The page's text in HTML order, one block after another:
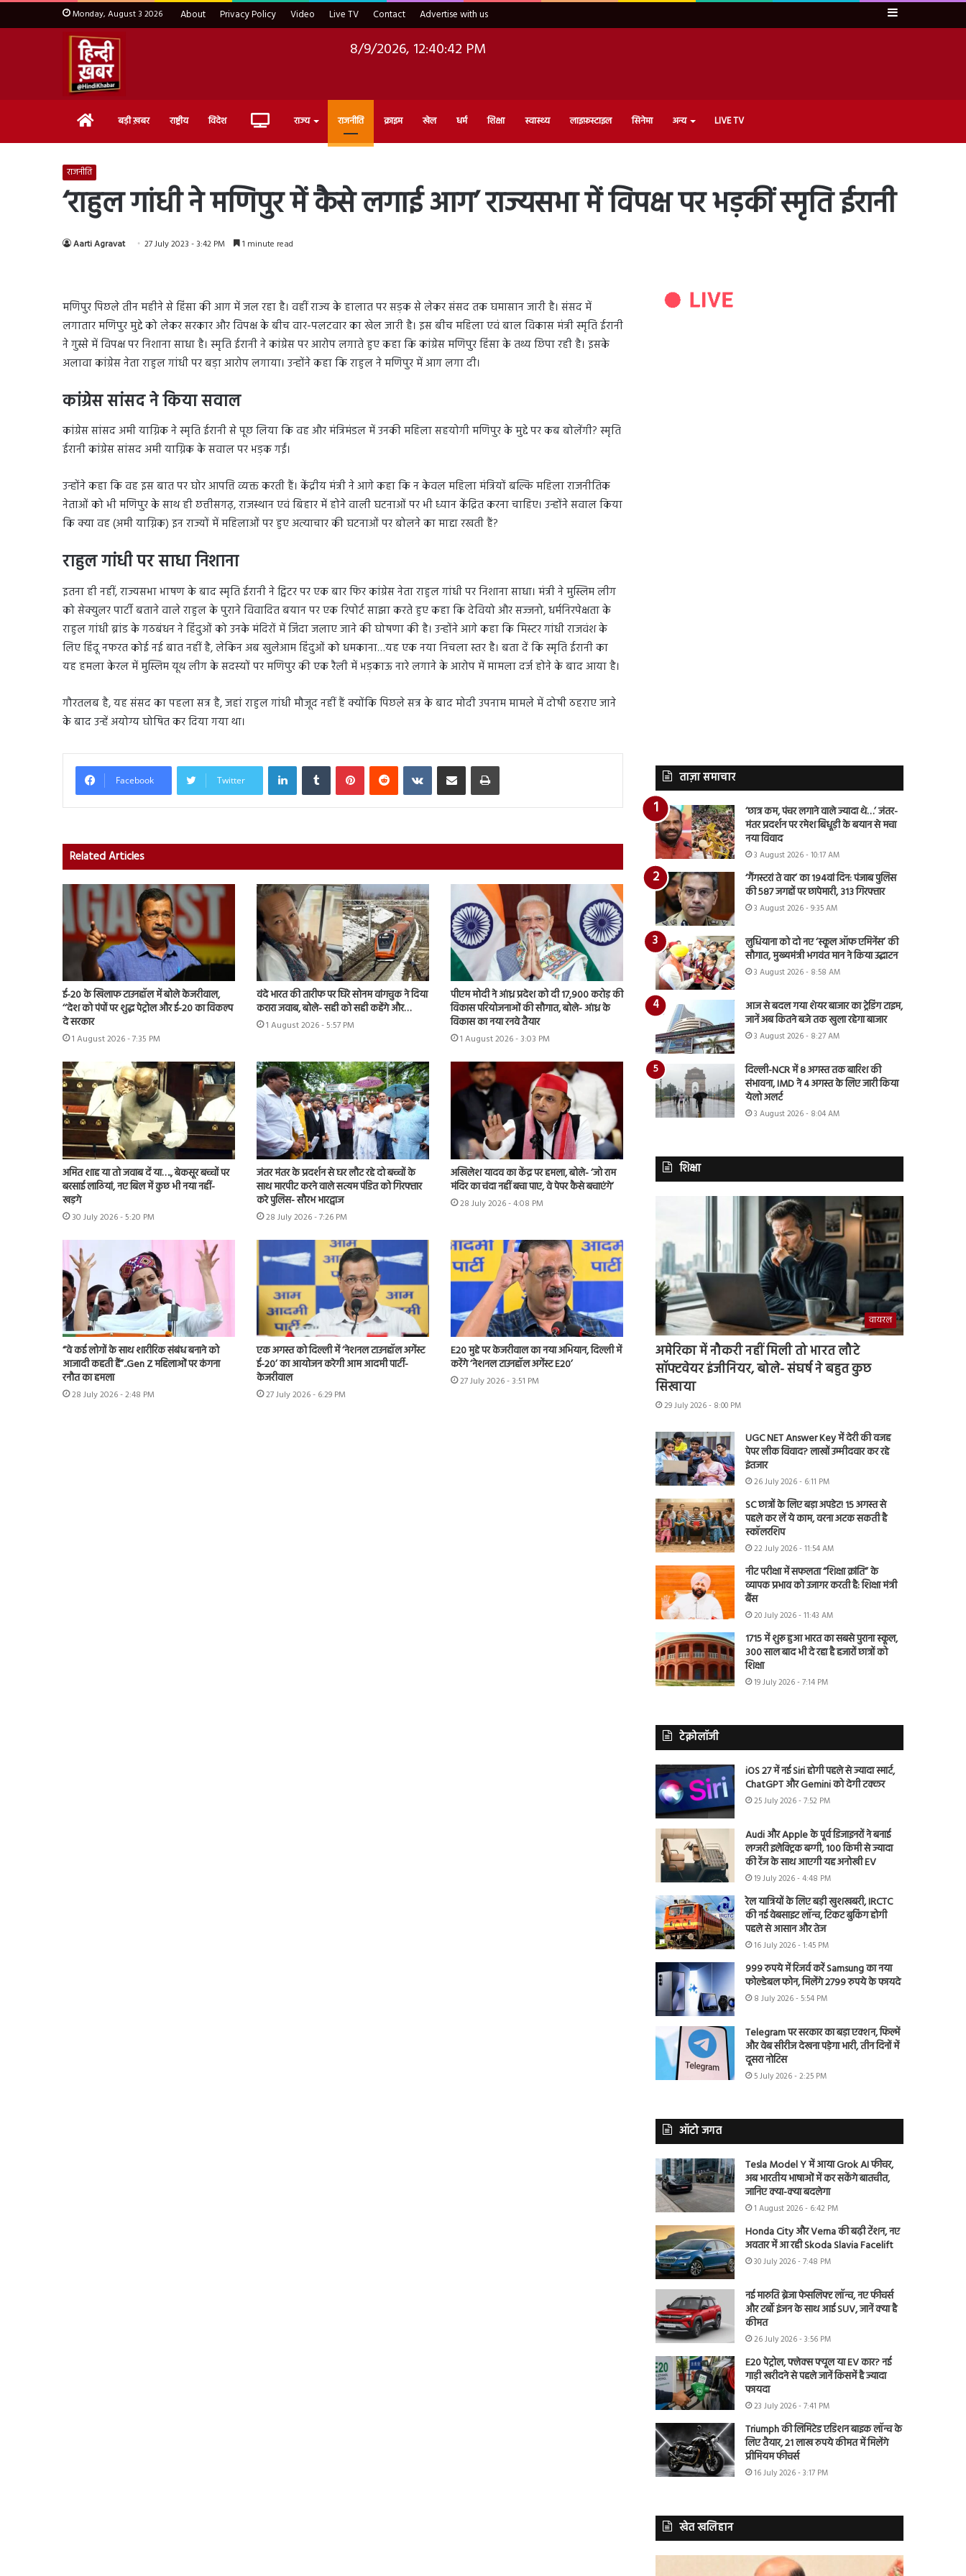
Monday, August 3 2026 About Privacy Policy Video Live TV Contact Advertise with us Sidebar
8/9/2026, 12:40:44 PM
Home बड़ी ख़बर राष्ट्रीय विदेश Live राज्य राजनीति क्राइम खेल धर्म शिक्षा स्वास्थ्य लाइफ़स्टाइल सिनेमा अन्य LIVE TV
राजनीति
‘राहुल गांधी ने मणिपुर में कैसे लगाई आग’ राज्यसभा में विपक्ष पर भड़कीं स्मृति ईरानी
Aarti Agravat 27 July 2023 - 3:42 PM 1 minute read
मणिपुर पिछले तीन महीने से हिंसा की आग में जल रहा है। वहीं राज्य के हालात पर सड़क से लेकर संसद तक घमासान जारी है। संसद में
लगातार मणिपुर मुद्दे को लेकर सरकार और विपक्ष के बीच वार-पलटवार का खेल जारी है। इस बीच महिला एवं बाल विकास मंत्री स्मृति ईरानी
ने गुस्से में विपक्ष पर निशाना साधा है। स्मृति ईरानी ने कांग्रेस पर आरोप लगाते हुए कहा कि कांग्रेस मणिपुर हिंसा के तथ्य छिपा रही है। इसके
अलावा कांग्रेस नेता राहुल गांधी पर बड़ा आरोप लगाया। उन्होंने कहा कि राहुल ने मणिपुर में आग लगा दी।
कांग्रेस सांसद ने किया सवाल
कांग्रेस सांसद अमी याग्निक ने स्मृति ईरानी से पूछ लिया कि वह और मंत्रिमंडल में उनकी महिला सहयोगी मणिपुर के मुद्दे पर कब बोलेंगी? स्मृति
ईरानी कांग्रेस सांसद अमी याग्निक के सवाल पर भड़क गईं।
उन्होंने कहा कि वह इस बात पर घोर आपत्ति व्यक्त करती हैं। केंद्रीय मंत्री ने आगे कहा कि न केवल महिला मंत्रियों बल्कि महिला राजनीतिक
नेताओं को भी मणिपुर के साथ ही छत्तीसगढ़, राजस्थान एवं बिहार में होने वाली घटनाओं पर भी ध्यान केंद्रित करना चाहिए। उन्होंने सवाल किया
कि क्या वह (अमी याग्निक) इन राज्यों में महिलाओं पर हुए अत्याचार की घटनाओं पर बोलने का माद्दा रखती हैं?
राहुल गांधी पर साधा निशाना
इतना ही नहीं, राज्यसभा भाषण के बाद स्मृति ईरानी ने ट्विटर पर एक बार फिर कांग्रेस नेता राहुल गांधी पर निशाना साधा। मंत्री ने मुस्लिम लीग
को सेक्युलर पार्टी बताने वाले राहुल के पुराने विवादित बयान पर एक रिपोर्ट साझा करते हुए कहा कि देवियो और सज्जनो, धर्मनिरपेक्षता के
राहुल गांधी ब्रांड के गठबंधन ने हिंदुओं को उनके मंदिरों में जिंदा जलाए जाने की घोषणा की है। उन्होंने आगे कहा कि मिस्टर गांधी राजवंश के
लिए हिंदू नफरत कोई नई बात नहीं है, लेकिन अब खुलेआम हिंदुओं को धमकाना…यह एक नया निचला स्तर है। बता दें कि स्मृति ईरानी का
यह हमला केरल में मुस्लिम यूथ लीग के सदस्यों पर मणिपुर की एक रैली में भड़काऊ नारे लगाने के आरोप में मामला दर्ज होने के बाद आया है।
गौरतलब है, यह संसद का पहला सत्र है, जहां राहुल गांधी मौजूद नहीं हैं क्योंकि पिछले सत्र के बाद मोदी उपनाम मामले में दोषी ठहराए जाने
के बाद उन्हें अयोग्य घोषित कर दिया गया था।
Facebook Twitter
LinkedInTumblr PinterestReddit VKontakteShare via Email Print
Related Articles
ई-20 के खिलाफ टाउनहॉल में बोले केजरीवाल,
‘‘देश को पंपों पर शुद्ध पेट्रोल और ई-20 का विकल्प
दे सरकार
1 August 2026 - 7:35 PM
वंदे भारत की तारीफ पर घिरे सोनम वांगचुक ने दिया
करारा जवाब, बोले- सही को सही कहेंगे और…
1 August 2026 - 5:57 PM
पीएम मोदी ने आंध्र प्रदेश को दी 17,900 करोड़ की
विकास परियोजनाओं की सौगात, बोले- आंध्र के
विकास का नया रनवे तैयार
1 August 2026 - 3:03 PM
अमित शाह या तो जवाब दें या…., बेकसूर बच्चों पर
बरसाई लाठियां, नए बिल में कुछ भी नया नहीं-
खड़गे
30 July 2026 - 5:20 PM
जंतर मंतर के प्रदर्शन से घर लौट रहे दो बच्चों के
साथ मारपीट करने वाले सत्यम पंडित को गिरफ्तार
करे पुलिस- सौरभ भारद्वाज
28 July 2026 - 7:26 PM
अखिलेश यादव का केंद्र पर हमला, बोले- ‘जो राम
मंदिर का चंदा नहीं बचा पाए, वे पेपर कैसे बचाएंगे’
28 July 2026 - 4:08 PM
“वे कई लोगों के साथ शारीरिक संबंध बनाने को
आजादी कहती हैं”..Gen Z महिलाओं पर कंगना
रनौत का हमला
28 July 2026 - 2:48 PM
एक अगस्त को दिल्ली में ‘नेशनल टाउनहॉल अगेंस्ट
ई-20’ का आयोजन करेगी आम आदमी पार्टी-
केजरीवाल
27 July 2026 - 6:29 PM
E20 मुद्दे पर केजरीवाल का नया अभियान, दिल्ली में
करेंगे ‘नेशनल टाउनहॉल अगेंस्ट E20’
27 July 2026 - 3:51 PM
ताज़ा समाचार
‘छात्र कम, पंचर लगाने वाले ज्यादा थे…’ जंतर-
मंतर प्रदर्शन पर रमेश बिधूड़ी के बयान से मचा
नया विवाद
3 August 2026 - 10:17 AM
‘गैंगस्टरां ते वार’ का 194वां दिन: पंजाब पुलिस
की 587 जगहों पर छापेमारी, 313 गिरफ्तार
3 August 2026 - 9:35 AM
लुधियाना को दो नए ‘स्कूल ऑफ एमिनेंस’ की
सौगात, मुख्यमंत्री भगवंत मान ने किया उद्घाटन
3 August 2026 - 8:58 AM
आज से बदल गया शेयर बाजार का ट्रेडिंग टाइम,
जानें अब कितने बजे तक खुला रहेगा बाजार
3 August 2026 - 8:27 AM
दिल्ली-NCR में 8 अगस्त तक बारिश की
संभावना, IMD ने 4 अगस्त के लिए जारी किया
येलो अलर्ट
3 August 2026 - 8:04 AM
शिक्षा
वायरल
अमेरिका में नौकरी नहीं मिली तो भारत लौटे
सॉफ्टवेयर इंजीनियर, बोले- संघर्ष ने बहुत कुछ
सिखाया
29 July 2026 - 8:00 PM
UGC NET Answer Key में देरी की वजह
पेपर लीक विवाद? लाखों उम्मीदवार कर रहे
इंतजार
26 July 2026 - 6:11 PM
SC छात्रों के लिए बड़ा अपडेट! 15 अगस्त से
पहले कर लें ये काम, वरना अटक सकती है
स्कॉलरशिप
22 July 2026 - 11:54 AM
नीट परीक्षा में सफलता “शिक्षा क्रांति” के
व्यापक प्रभाव को उजागर करती है: शिक्षा मंत्री
बैंस
20 July 2026 - 11:43 AM
1715 में शुरू हुआ भारत का सबसे पुराना स्कूल,
300 साल बाद भी दे रहा है हजारों छात्रों को
शिक्षा
19 July 2026 - 7:14 PM
टेक्नोलॉजी
iOS 27 में नई Siri होगी पहले से ज्यादा स्मार्ट,
ChatGPT और Gemini को देगी टक्कर
25 July 2026 - 7:52 PM
Audi और Apple के पूर्व डिजाइनरों ने बनाई
लग्जरी इलेक्ट्रिक बग्गी, 100 किमी से ज्यादा
की रेंज के साथ आएगी यह अनोखी EV
19 July 2026 - 4:48 PM
रेल यात्रियों के लिए बड़ी खुशखबरी, IRCTC
की नई वेबसाइट लॉन्च, टिकट बुकिंग होगी
पहले से आसान और तेज
16 July 2026 - 1:45 PM
999 रुपये में रिजर्व करें Samsung का नया
फोल्डेबल फोन, मिलेंगे 2799 रुपये के फायदे
8 July 2026 - 5:54 PM
Telegram पर सरकार का बड़ा एक्शन, फिल्में
और वेब सीरीज देखना पड़ेगा भारी, तीन दिनों में
दूसरा नोटिस
5 July 2026 - 2:25 PM
ऑटो जगत
Tesla Model Y में आया Grok AI फीचर,
अब भारतीय भाषाओं में कर सकेंगे बातचीत,
जानिए क्या-क्या बदलेगा
1 August 2026 - 6:42 PM
Honda City और Verna की बढ़ी टेंशन, नए
अवतार में आ रही Skoda Slavia Facelift
30 July 2026 - 7:48 PM
नई मारुति ब्रेजा फेसलिफ्ट लॉन्च, नए फीचर्स
और टर्बो इंजन के साथ आई SUV, जानें क्या है
कीमत
26 July 2026 - 3:56 PM
E20 पेट्रोल, फ्लेक्स फ्यूल या EV कार? नई
गाड़ी खरीदने से पहले जानें किसमें है ज्यादा
फायदा
23 July 2026 - 7:41 PM
Triumph की लिमिटेड एडिशन बाइक लॉन्च के
लिए तैयार, 21 लाख रुपये कीमत में मिलेंगे
प्रीमियम फीचर्स
16 July 2026 - 3:17 PM
खेत खलिहान